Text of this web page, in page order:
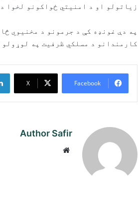
زیاتولو او د امنیتي ځواکونو لخوا
په دې غونډه کې د جرمونو د مخنیوي
کارمندانو د مسلکي ظرفیت په
Facebook
X
Author Safir